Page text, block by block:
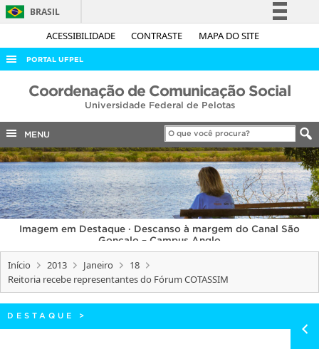
ACESSIBILIDADE CONTRASTE MAPA DO SITE
BRASIL
Simplifique!
Acesso à informação
Legislação
Canais
PORTAL UFPEL
ACESSO À INFORMAÇÃO
COBALTO
CONCURSOS
EDITAIS
INTERNACIONAL
OUVIDORIA
PORTARIAS
TELEFONES
Coordenação de Comunicação Social
Universidade Federal de Pelotas
MENU
Imagem em Destaque · Descanso à margem do Canal São
Gonçalo – Campus Anglo
Início 2013 Janeiro
18
Reitoria recebe representantes do Fórum COTASSIM
DESTAQUE >